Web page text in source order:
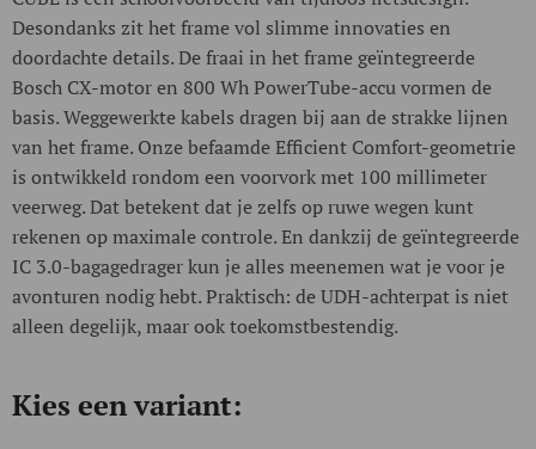
Desondanks zit het frame vol slimme innovaties en
doordachte details. De fraai in het frame geïntegreerde
Bosch CX-motor en 800 Wh PowerTube-accu vormen de
basis. Weggewerkte kabels dragen bij aan de strakke lijnen
van het frame. Onze befaamde Efficient Comfort-geometrie
is ontwikkeld rondom een voorvork met 100 millimeter
veerweg. Dat betekent dat je zelfs op ruwe wegen kunt
rekenen op maximale controle. En dankzij de geïntegreerde
IC 3.0-bagagedrager kun je alles meenemen wat je voor je
avonturen nodig hebt. Praktisch: de UDH-achterpat is niet
alleen degelijk, maar ook toekomstbestendig.
Kies een variant: